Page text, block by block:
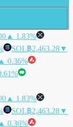
▲ 1.83%
SOL฿2,463.28▼
▲ 0.36%
▲ 1.83%
SOL฿2,463.28▼
▲ 0.36%